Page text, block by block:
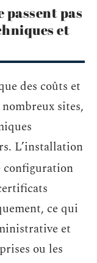
pas
et
des coûts et
sites,
L’installation
configuration
ce qui
et
ou les